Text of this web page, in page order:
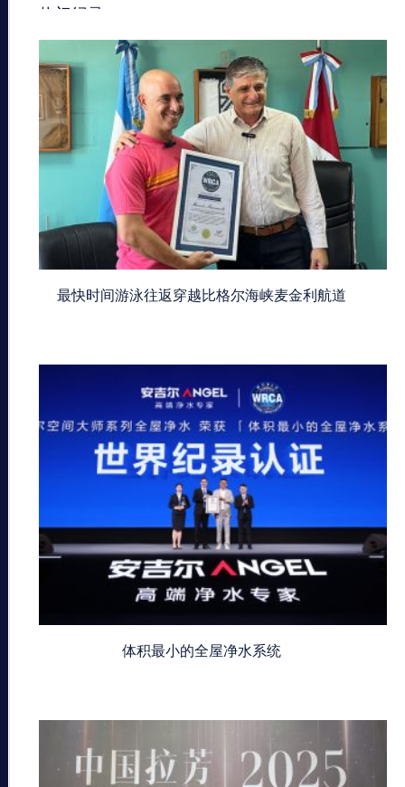
热门纪录
最快时间游泳往返穿越比格尔海峡麦金利航道
体积最小的全屋净水系统